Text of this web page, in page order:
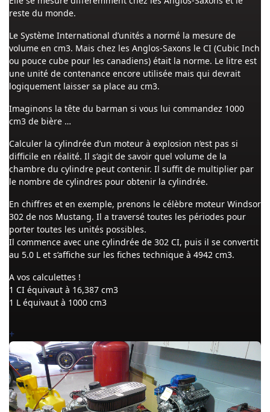
reste du monde.
Le Système International d’unités a normé la mesure de
volume en cm3. Mais chez les Anglos-Saxons le CI (Cubic Inch
ou pouce cube pour les canadiens) était la norme. Le litre est
une unité de contenance encore utilisée mais qui devrait
logiquement laisser sa place au cm3.
Imaginons la tête du barman si vous lui commandez 1000
cm3 de bière …
Calculer la cylindrée d’un moteur à explosion n’est pas si
difficile en réalité. Il s’agit de savoir quel volume de la
chambre du cylindre peut contenir. Il suffit de multiplier par
le nombre de cylindres pour obtenir la cylindrée.
En chiffres et en exemple, prenons le célèbre moteur Windsor
302 de nos Mustang. Il a traversé toutes les périodes pour
porter toutes les unités possibles.
Il commence avec une cylindrée de 302 CI, puis il se convertit
au 5.0 L et s’affiche sur les fiches technique à 4942 cm3.
A vos calculettes !
1 CI équivaut à 16,387 cm3
1 L équivaut à 1000 cm3
+